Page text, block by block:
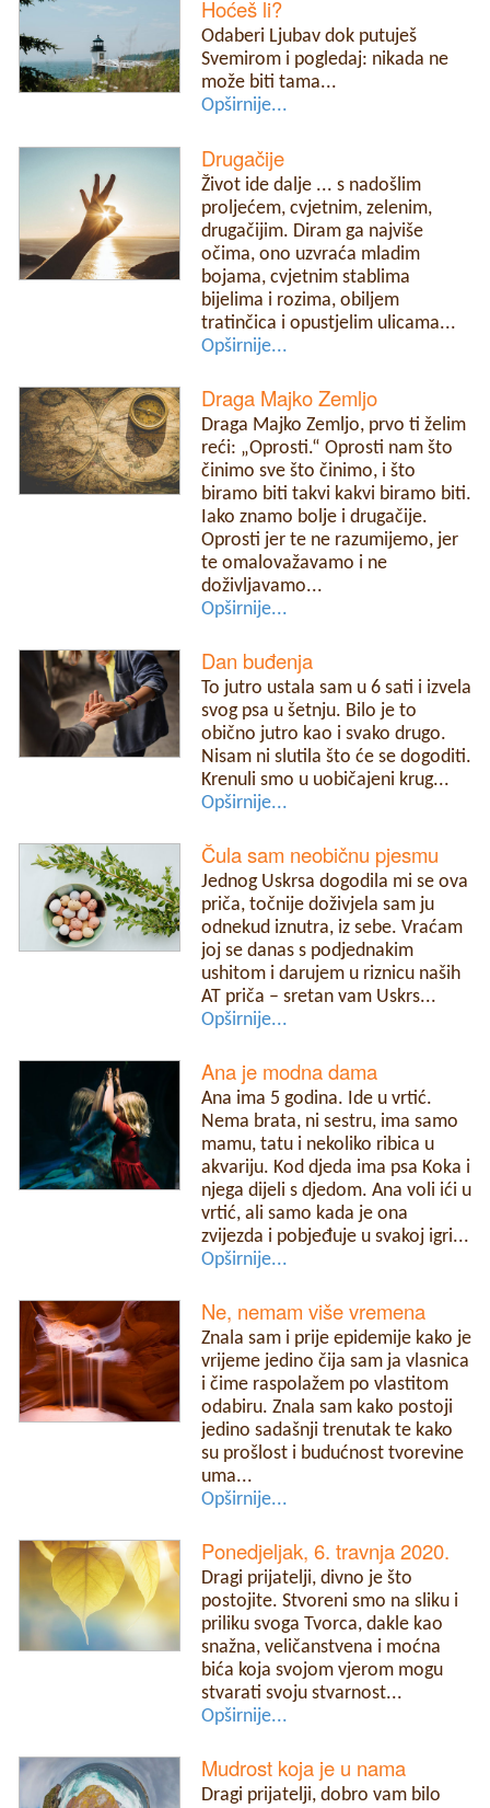
Hoćeš li?
Odaberi Ljubav dok putuješ
Svemirom i pogledaj: nikada ne
može biti tama...
Opširnije...
Drugačije
Život ide dalje ... s nadošlim
proljećem, cvjetnim, zelenim,
drugačijim. Diram ga najviše
očima, ono uzvraća mladim
bojama, cvjetnim stablima
bijelima i rozima, obiljem
tratinčica i opustjelim ulicama...
Opširnije...
Draga Majko Zemljo
Draga Majko Zemljo, prvo ti želim
reći: „Oprosti.“ Oprosti nam što
činimo sve što činimo, i što
biramo biti takvi kakvi biramo biti.
Iako znamo bolje i drugačije.
Oprosti jer te ne razumijemo, jer
te omalovažavamo i ne
doživljavamo...
Opširnije...
Dan buđenja
To jutro ustala sam u 6 sati i izvela
svog psa u šetnju. Bilo je to
obično jutro kao i svako drugo.
Nisam ni slutila što će se dogoditi.
Krenuli smo u uobičajeni krug...
Opširnije...
Čula sam neobičnu pjesmu
Jednog Uskrsa dogodila mi se ova
priča, točnije doživjela sam ju
odnekud iznutra, iz sebe. Vraćam
joj se danas s podjednakim
ushitom i darujem u riznicu naših
AT priča – sretan vam Uskrs...
Opširnije...
Ana je modna dama
Ana ima 5 godina. Ide u vrtić.
Nema brata, ni sestru, ima samo
mamu, tatu i nekoliko ribica u
akvariju. Kod djeda ima psa Koka i
njega dijeli s djedom. Ana voli ići u
vrtić, ali samo kada je ona
zvijezda i pobjeđuje u svakoj igri...
Opširnije...
Ne, nemam više vremena
Znala sam i prije epidemije kako je
vrijeme jedino čija sam ja vlasnica
i čime raspolažem po vlastitom
odabiru. Znala sam kako postoji
jedino sadašnji trenutak te kako
su prošlost i budućnost tvorevine
uma...
Opširnije...
Ponedjeljak, 6. travnja 2020.
Dragi prijatelji, divno je što
postojite. Stvoreni smo na sliku i
priliku svoga Tvorca, dakle kao
snažna, veličanstvena i moćna
bića koja svojom vjerom mogu
stvarati svoju stvarnost...
Opširnije...
Mudrost koja je u nama
Dragi prijatelji, dobro vam bilo